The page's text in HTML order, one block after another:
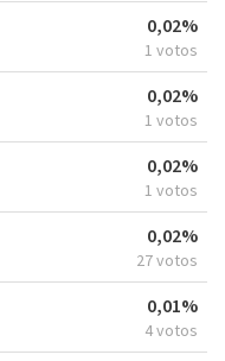
0,02%
1 votos
0,02%
1 votos
0,02%
1 votos
0,02%
27 votos
0,01%
4 votos